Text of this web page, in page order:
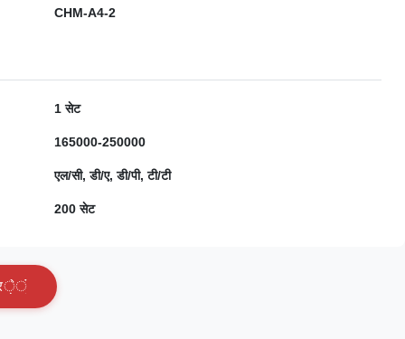
CHM-A4-2
1 सेट
165000-250000
एल/सी, डी/ए, डी/पी, टी/टी
200 सेट
ें